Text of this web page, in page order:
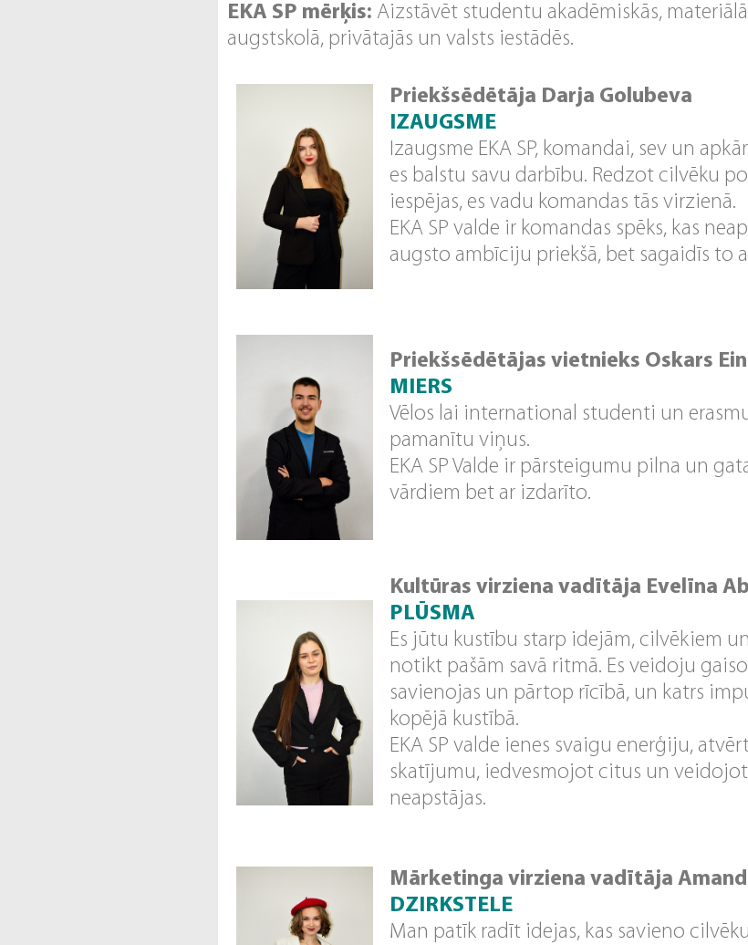
EKA SP mērķis: Aizstāvēt studentu akadēmiskās,
augstskolā, privātajās un valsts iestādēs.
Priekšsēdētāja Darja Golubeva
IZAUGSME
Izaugsme EKA SP, komandai, sev un
es balstu savu darbību. Redzot cilvēku
iespējas, es vadu komandas tās virzienā.
EKA SP valde ir komandas spēks, kas
augsto ambīciju priekšā, bet sagaidīs to
Priekšsēdētājas vietnieks Oskars
MIERS
Vēlos lai international studenti un
pamanītu viņus.
EKA SP Valde ir pārsteigumu pilna un
vārdiem bet ar izdarīto.
Kultūras virziena vadītāja Evelīna
PLŪSMA
Es jūtu kustību starp idejām, cilvēkiem
notikt pašām savā ritmā. Es veidoju
savienojas un pārtop rīcībā, un katrs
kopējā kustībā.
EKA SP valde ienes svaigu enerģiju,
skatījumu, iedvesmojot citus un
neapstājas.
Mārketinga virziena vadītāja
DZIRKSTELE
Man patīk radīt idejas, kas savieno